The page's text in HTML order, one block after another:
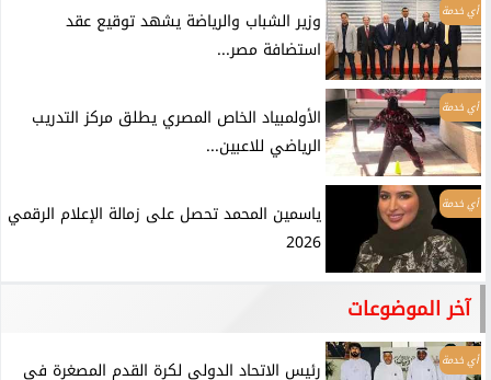
أي خدمة
وزير الشباب والرياضة يشهد توقيع عقد
استضافة مصر...
أي خدمة
الأولمبياد الخاص المصري يطلق مركز التدريب
الرياضي للاعبين...
أي خدمة
ياسمين المحمد تحصل على زمالة الإعلام الرقمي
2026
آخر الموضوعات
أي خدمة
رئيس الاتحاد الدولي لكرة القدم المصغرة فى